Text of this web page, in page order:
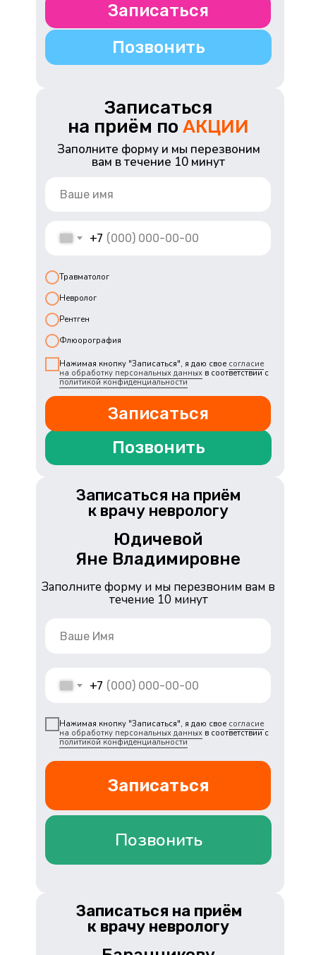
Позвонить
Записаться
Заполните форму и мы перезвоним
вам в течение 10 минут
Позвонить
+7
Травматолог
Невролог
Рентген
Флюорография
Нажимая кнопку "Записаться", я даю свое согласие
на обработку персональных данных в соответствии с
политикой конфиденциальности
Записаться
Записаться
на приём по АКЦИИ
+7
Нажимая кнопку "Записаться", я даю свое согласие
на обработку персональных данных в соответствии с
политикой конфиденциальности
Записаться
Заполните форму и мы перезвоним вам в
течение 10 минут
Позвонить
Юдичевой
Яне Владимировне
Записаться на приём
к врачу неврологу
Записаться на приём
к врачу неврологу